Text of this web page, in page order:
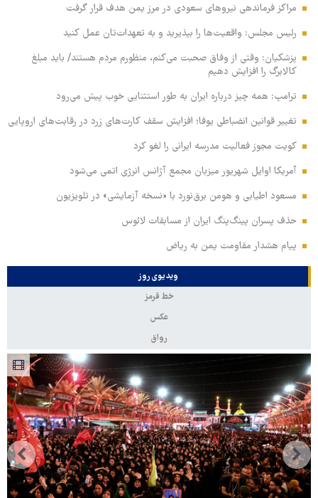
مراکز فرماندهی نیروهای سعودی در مرز یمن هدف قرار گرفت
رئیس مجلس: واقعیت‌ها را بپذیرید و به تعهدات‌تان عمل کنید
پزشکیان: وقتی از وفاق صحبت می‌کنم، منظورم مردم هستند/ باید مبلغ
کالابرگ را افزایش دهیم
ترامپ: همه چیز درباره ایران به طور استثنایی خوب پیش می‌رود
تغییر قوانین انضباطی یوفا؛ افزایش سقف کارت‌های زرد در رقابت‌های اروپایی
کویت مجوز فعالیت مدرسه ایرانی را لغو کرد
آمریکا اوایل شهریور میزبان مجمع آژانس انرژی اتمی می‌شود
مسعود اطیابی و هومن برق‌نورد با «نسخه آزمایشی» در تلویزیون
حذف پسران پینگ‌پنگ ایران از مسابقات لائوس
پیام هشدار مقاومت یمن به ریاض
ویدیوی روز
خط قرمز
عکس
رواق